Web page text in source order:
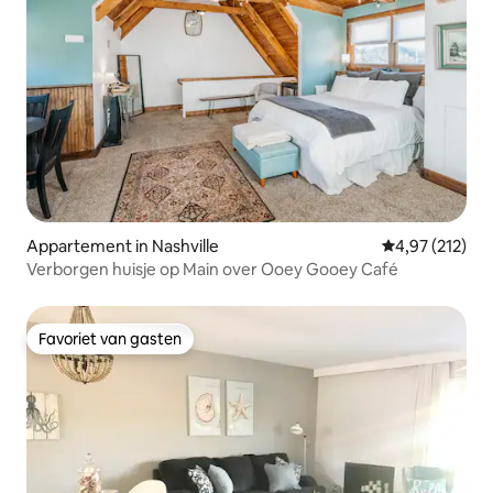
Appartement in Nashville Gemiddelde
4,97 (212)
Verborgen huisje op Main over Ooey Gooey Café
Favoriet van gasten
Favoriet van gasten